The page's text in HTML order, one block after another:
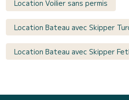
Location Voilier sans permis
Location Bateau avec Skipper
Location Bateau avec Skipper